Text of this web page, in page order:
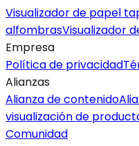
Visualizador de papel
alfombrasVisualizador
Empresa
Política de privacidad
Alianzas
Alianza de contenido
visualización de
Comunidad